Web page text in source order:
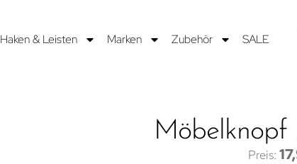
Haken & Leisten Marken Zubehör SALE